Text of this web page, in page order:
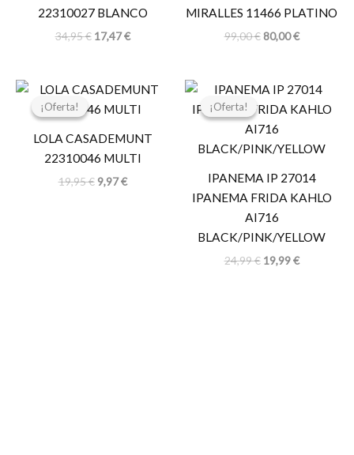
22310027 BLANCO
34,95€ 17,47€
MIRALLES 11466 PLATINO
99,00€ 80,00€
¡Oferta!
¡Oferta!
LOLA CASADEMUNT
22310046 MULTI
19,95€
El
original
19,95 €.
9,97€
El
actual
9,97 €.
¡Oferta!
¡Oferta!
IPANEMA IP 27014
IPANEMA FRIDA KAHLO
AI716
BLACK/PINK/YELLOW
24,99€
El
original
era:
24,99 €.
19,99€
El
actual
19,99 €.